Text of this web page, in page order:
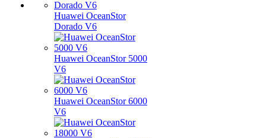
Huawei OceanStor
Dorado V6
Huawei OceanStor 5000
V6
Huawei OceanStor 6000
V6